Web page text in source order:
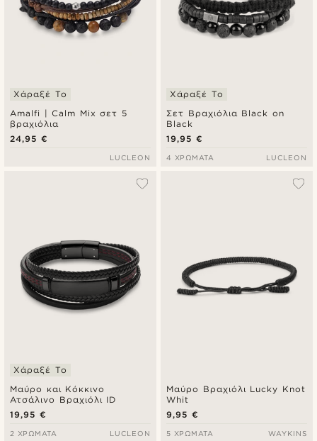
Amalfi | Calm Mix σετ 5
βραχιόλια
Χάραξέ Το
24,95 €
LUCLEON
Σετ Βραχιόλια Black on
Black
Χάραξέ Το
19,95 €
4 ΧΡΏΜΑΤΑ LUCLEON
Μαύρο και Κόκκινο
Ατσάλινο Βραχιόλι ID
Χάραξέ Το
19,95 €
2 ΧΡΏΜΑΤΑ LUCLEON
Μαύρο Βραχιόλι Lucky Knot
Whit
9,95 €
5 ΧΡΏΜΑΤΑ WAYKINS